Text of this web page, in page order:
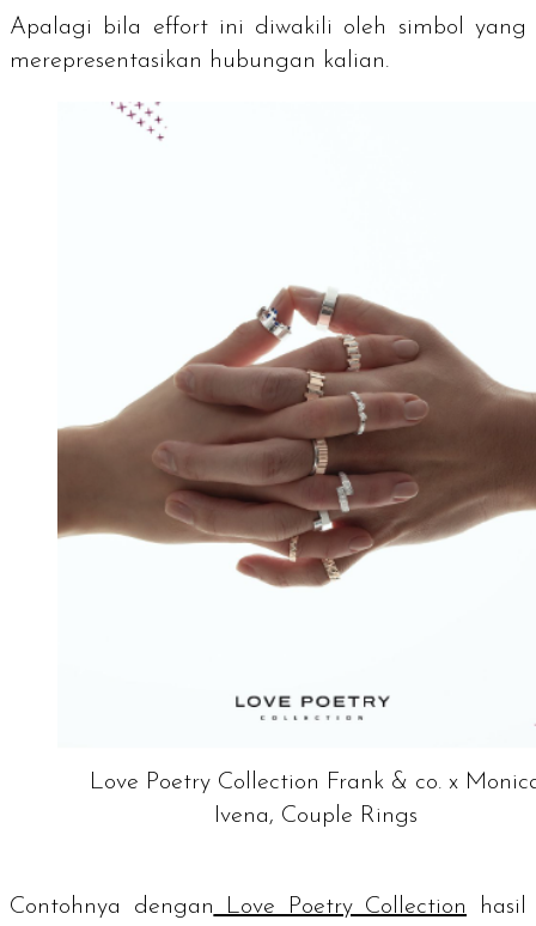
Apalagi bila effortini diwakili oleh simbol yang
merepresentasikan hubungan kalian.
Love Poetry Collection Frank & co. x
Ivena, Couple Rings
Contohnya dengan Love Poetry Collection
hasil